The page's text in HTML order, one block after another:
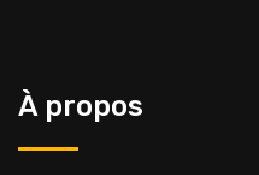
À propos